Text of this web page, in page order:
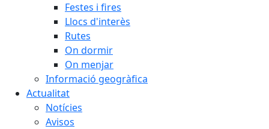
Festes i fires
Llocs d'interès
Rutes
On dormir
On menjar
Informació geogràfica
Actualitat
Notícies
Avisos